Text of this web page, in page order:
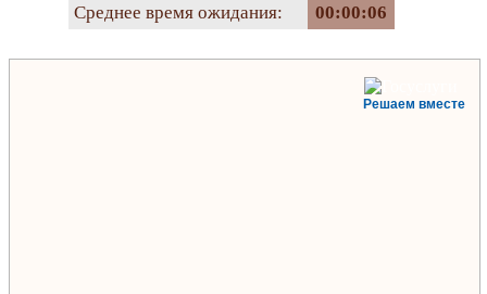
Среднее время ожидания:
00:00:06
Решаем вместе